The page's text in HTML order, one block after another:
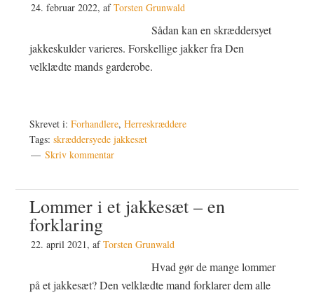
24. februar 2022, afTorsten Grunwald
Sådan kan en skræddersyet
jakkeskulder varieres. Forskellige jakker fra Den
velklædte mands garderobe.
Skrevet i:Forhandlere,Herreskræddere
Tags:skræddersyede jakkesæt
Skriv kommentar
Lommer i et jakkesæt – en
forklaring
22. april 2021, afTorsten Grunwald
Hvad gør de mange lommer
på et jakkesæt? Den velklædte mand forklarer dem alle